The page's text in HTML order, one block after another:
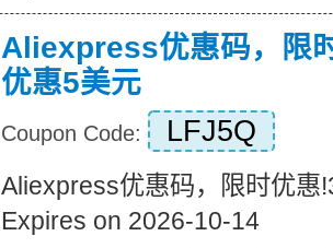
Aliexpress优惠码，限
优惠5美元
Coupon Code: LFJ5Q
Aliexpress优惠码，限时优惠
Expires on 2026-10-14